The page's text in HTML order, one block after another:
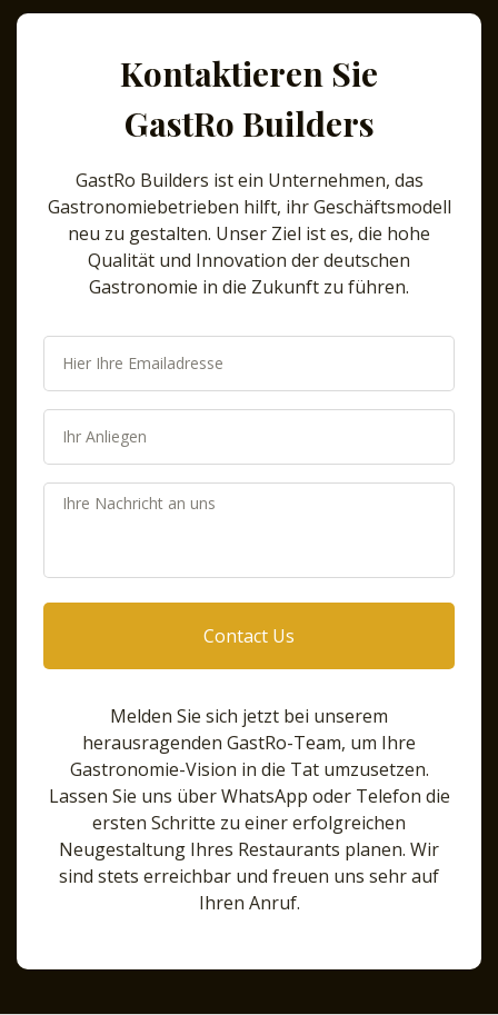
Kontaktieren Sie
GastRo Builders
GastRo Builders ist ein Unternehmen, das
Gastronomiebetrieben hilft, ihr Geschäftsmodell
neu zu gestalten. Unser Ziel ist es, die hohe
Qualität und Innovation der deutschen
Gastronomie in die Zukunft zu führen.
Contact Us
Melden Sie sich jetzt bei unserem
herausragenden GastRo-Team, um Ihre
Gastronomie-Vision in die Tat umzusetzen.
Lassen Sie uns über WhatsApp oder Telefon die
ersten Schritte zu einer erfolgreichen
Neugestaltung Ihres Restaurants planen. Wir
sind stets erreichbar und freuen uns sehr auf
Ihren Anruf.